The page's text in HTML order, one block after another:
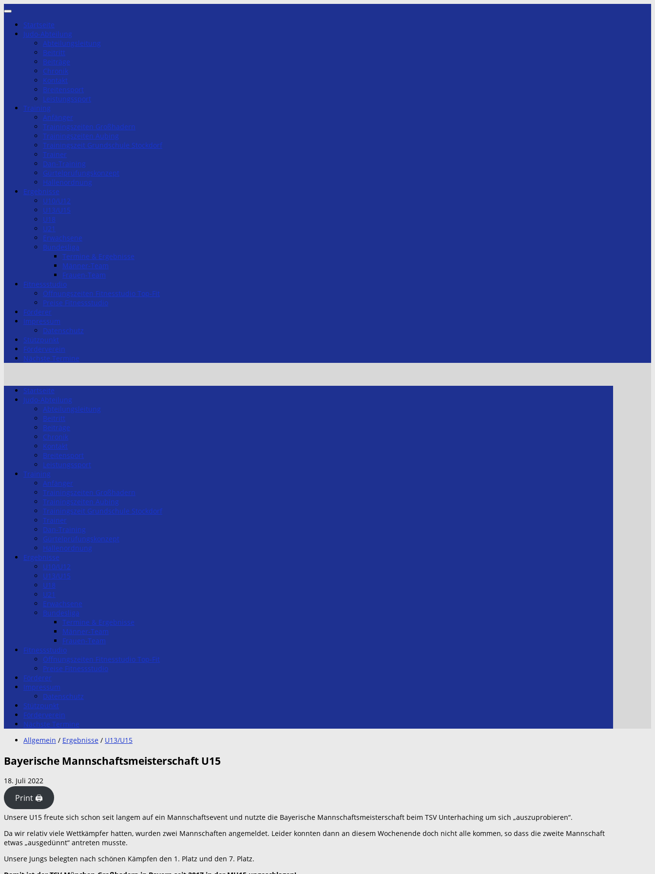
Zum
springenStartseite
Judo-Abteilung
Abteilungsleitung
Beitritt
Beiträge
Chronik
Kontakt
Breitensport
Leistungssport
Training
Anfänger
Trainingszeiten Großhadern
Trainingszeiten Aubing
Trainingszeit Grundschule Stockdorf
Trainer
Dan-Training
Gürtelprüfungskonzept
Hallenordnung
Ergebnisse
U10/U12
U13/U15
U18
U21
Erwachsene
Bundesliga
Termine & Ergebnisse
Männer-Team
Frauen-Team
Fitnessstudio
Öffnungszeiten Fitnesstudio Top-Fit
Preise Fitnessstudio
Förderer
Impressum
Datenschutz
Stützpunkt
Förderverein
Nächste Termine
Startseite
Judo-Abteilung
Abteilungsleitung
Beitritt
Beiträge
Chronik
Kontakt
Breitensport
Leistungssport
Training
Anfänger
Trainingszeiten Großhadern
Trainingszeiten Aubing
Trainingszeit Grundschule Stockdorf
Trainer
Dan-Training
Gürtelprüfungskonzept
Hallenordnung
Ergebnisse
U10/U12
U13/U15
U18
U21
Erwachsene
Bundesliga
Termine & Ergebnisse
Männer-Team
Frauen-Team
Fitnessstudio
Öffnungszeiten Fitnesstudio Top-Fit
Preise Fitnessstudio
Förderer
Impressum
Datenschutz
Stützpunkt
Förderverein
Nächste Termine
Allgemein / Ergebnisse / U13/U15
Bayerische Mannschaftsmeisterschaft U15
18. Juli 2022
Print 🖨
Unsere U15 freute sich schon seit langem auf ein Mannschaftsevent und nutzte die Bayerische Mannschaftsmeisterschaft beim TSV Unterhaching um sich „auszuprobieren“.
Da wir relativ viele Wettkämpfer hatten, wurden zwei Mannschaften angemeldet. Leider konnten dann an diesem Wochenende doch nicht alle kommen, so dass die zweite Mannschaft
etwas „ausgedünnt“ antreten musste.
Unsere Jungs belegten nach schönen Kämpfen den 1. Platz und den 7. Platz.